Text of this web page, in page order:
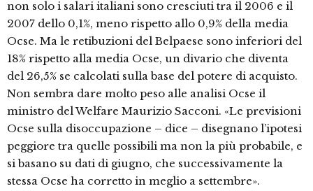
non solo i salari italiani sono cresciuti tra il 2006 e il
2007 dello 0,1%, meno rispetto allo 0,9% della media
Ocse. Ma le retibuzioni del Belpaese sono inferiori del
18% rispetto alla media Ocse, un divario che diventa
del 26,5% se calcolati sulla base del potere di acquisto.
Non sembra dare molto peso alle analisi Ocse il
ministro del Welfare Maurizio Sacconi. «Le previsioni
Ocse sulla disoccupazione – dice – disegnano l’ipotesi
peggiore tra quelle possibili ma non la più probabile, e
si basano su dati di giugno, che successivamente la
stessa Ocse ha corretto in meglio a settembre».